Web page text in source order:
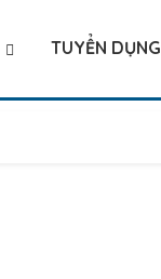
TUYỂN DỤNG